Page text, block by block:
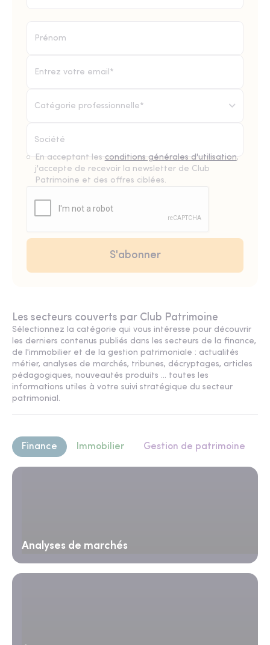
Catégorie professionnelle*
En acceptant les conditions générales d'utilisation,
j'accepte de recevoir la newsletter de Club
Patrimoine et des offres ciblées.
Les secteurs couverts par Club Patrimoine
Sélectionnez la catégorie qui vous intéresse pour découvrir
les derniers contenus publiés dans les secteurs de la finance,
de l'immobilier et de la gestion patrimoniale : actualités
métier, analyses de marchés, tribunes, décryptages, articles
pédagogiques, nouveautés produits ... toutes les
informations utiles à votre suivi stratégique du secteur
patrimonial.
Finance Immobilier Gestion de patrimoine
Analyses de marchés